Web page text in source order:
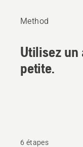
Method
Utilisez un
petite.
6 étapes